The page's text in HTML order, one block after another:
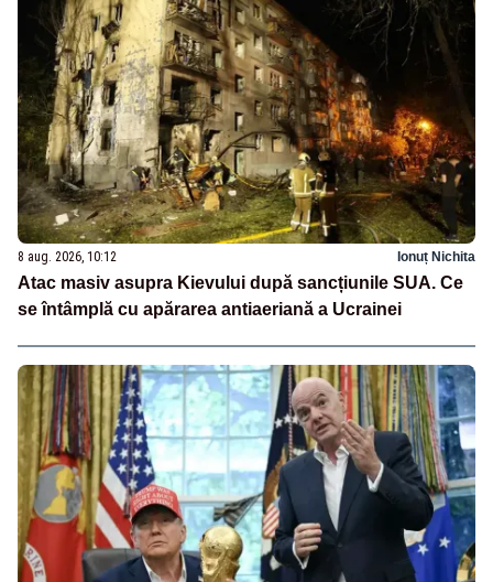
8 aug. 2026, 10:12 Ionuț Nichita
Atac masiv asupra Kievului după sancțiunile SUA. Ce
se întâmplă cu apărarea antiaeriană a Ucrainei